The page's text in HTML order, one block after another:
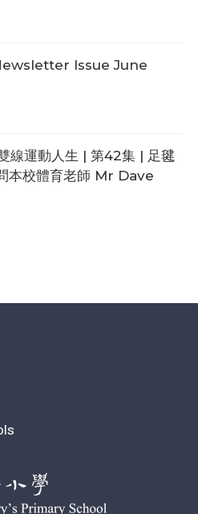
Issue June
線運動人生 | 第42集 | 足毽
本校體育老師 Mr Dave